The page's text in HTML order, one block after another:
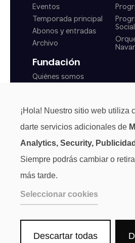
Eventos
Temporada principal
Abonos y entradas
Archivo
Social
Fundación
Quiénes somos
Normas generales
Aviso LegalPrivacidad Cookies
¡Hola! Nuestro sitio web utiliza
darte servicios adicionales de
Analytics, Security,
Siempre podrás cambiar o
más tarde.
Seleccionar cookies
Descartar todas